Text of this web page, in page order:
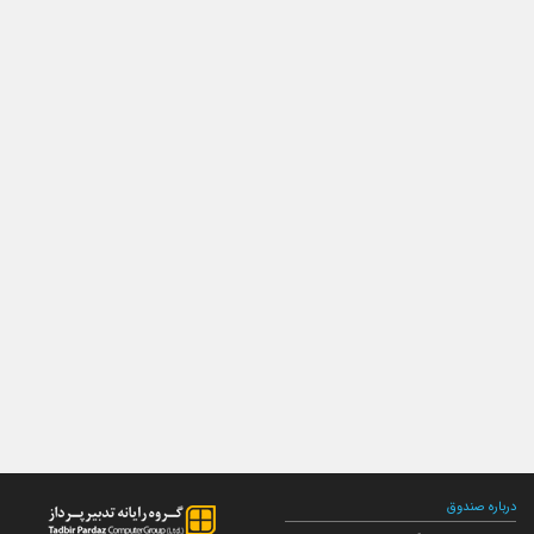
درباره صندوق